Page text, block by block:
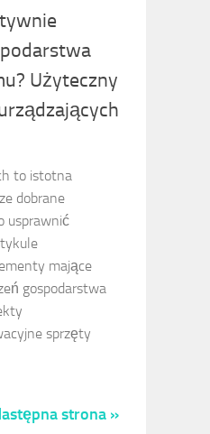
Użyteczny
to istotna
dobrane
usprawnić
mające
gospodarstwa
sprzęty
strona »